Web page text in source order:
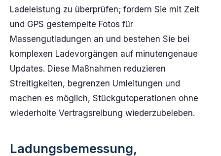
Ladeleistung zu überprüfen; fordern Sie mit Zeit
und GPS gestempelte Fotos für
Massengutladungen an und bestehen Sie bei
komplexen Ladevorgängen auf minutengenaue
Updates. Diese Maßnahmen reduzieren
Streitigkeiten, begrenzen Umleitungen und
machen es möglich, Stückgutoperationen ohne
wiederholte Vertragsreibung wiederzubeleben.
Ladungsbemessung,